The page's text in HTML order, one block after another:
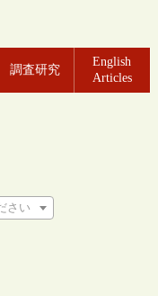
調査研究
English
Articles
さい